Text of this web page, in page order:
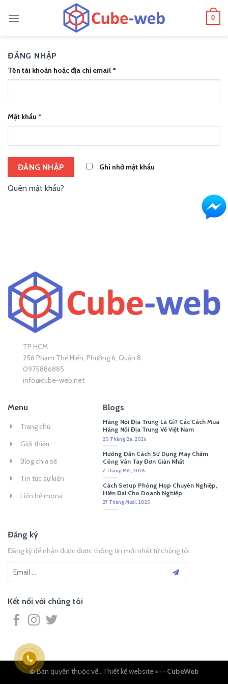
0
ĐĂNG NHẬP
Tên tài khoản hoặc địa chỉ email *
Mật khẩu *
ĐĂNG NHẬP Ghi nhớ mật khẩu
Quên mật khẩu?
TP HCM
256 Phạm Thế Hiển, Phường 6, Quận 8
0975886885
info@cube-web.net
Menu
Trang chủ
Giới thiệu
Blog chia sẽ
Tin tức sự kiện
Liên hệ mona
Blogs
Hàng Nội Địa Trung Là Gì? Các Cách Mua
Hàng Nội Địa Trung Về Việt Nam
20 Tháng Ba, 2026
Hướng Dẫn Cách Sử Dụng Máy Chấm
Công Vân Tay Đơn Giản Nhất
7 Tháng Một, 2026
Cách Setup Phòng Họp Chuyên Nghiệp,
Hiện Đại Cho Doanh Nghiệp
27 Tháng Mười, 2025
Đăng ký
Đăng ký để nhận được được thông tin mới nhất từ chúng tôi.
Kết nối với chúng tôi
© Bản quyền thuộc về. Thiết kế website CubeWeb